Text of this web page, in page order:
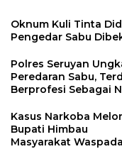
Oknum Kuli Tinta
Pengedar Sabu
Polres Seruyan
Peredaran Sabu,
Berprofesi Sebagai
Kasus Narkoba
Bupati Himbau
Masyarakat Waspada